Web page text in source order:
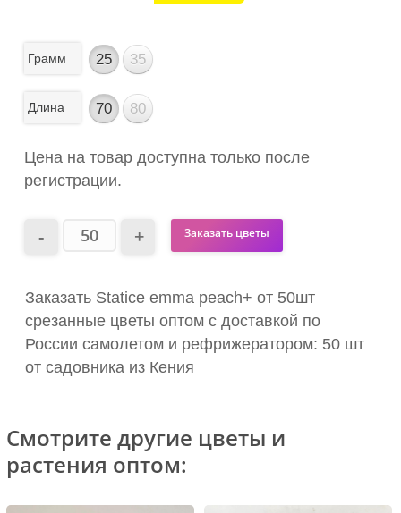
Грамм 25 35
Длина 70 80
Цена на товар доступна только после
регистрации.
Заказать цветы
Заказать Statice emma peach+ от 50шт
срезанные цветы оптом с доставкой по
России самолетом и рефрижератором: 50 шт
от садовника из Кения
Смотрите другие цветы и
растения оптом: